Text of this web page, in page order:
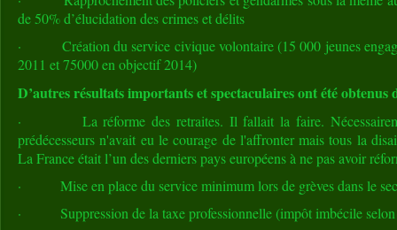
de 50% d’élucidation des crimes et délits
· Création du service civique volontaire (15 000 jeunes
2011 et 75000 en objectif 2014)
D’autres résultats importants et spectaculaires ont été obtenus
· La réforme des retraites. Il fallait la faire.
prédécesseurs n'avait eu le courage de l'affronter mais tous la
La France était l’un des derniers pays européens à ne pas avoir
· Mise en place du service minimum lors de grèves dans le
· Suppression de la taxe professionnelle (impôt imbécile selon